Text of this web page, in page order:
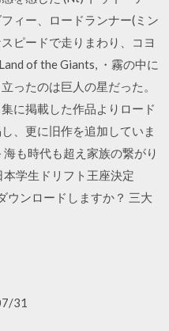
ィー、ロードランナー(ミン
ピードで走りまわり、コヨ
of the Giants, ・霧の中に
ったのは巨人の星だった。
に掲載した作品よりロード
、更に旧作を追加していま
も時代も超え家族の繋がり
学生ドリフト王座決定
ウンロードしますか？ 三大
31